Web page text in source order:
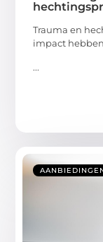
Trauma en
impact
...